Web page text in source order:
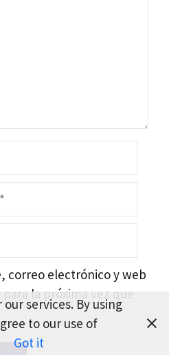
correo electrónico y web
la próxima vez que
services. By using
to our use of
Got it